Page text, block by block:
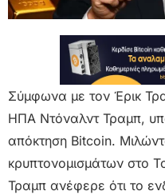
Σύμφωνα με τον Έρικ
ΗΠΑ Ντόναλντ Τραμπ,
απόκτηση Bitcoin.
κρυπτονομισμάτων στο
Τραμπ ανέφερε ότι το